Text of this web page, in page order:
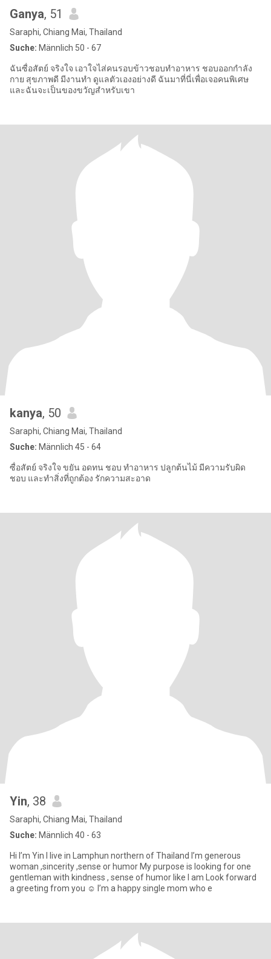
Ganya, 51
Saraphi, Chiang Mai, Thailand
Suche: Männlich 50 - 67
ฉันซื่อสัตย์ จริงใจ เอาใจไส่คนรอบข้าวชอบทำอาหาร ชอบออกกำลัง
กาย สุขภาพดี มีงานทำ ดูแลตัวเองอย่างดี ฉันมาที่นี่เพื่อเจอคนพิเศษ
และฉันจะเป็นของขวัญสำหรับเขา
kanya, 50
Saraphi, Chiang Mai, Thailand
Suche: Männlich 45 - 64
ซื่อสัตย์ จริงใจ ขยัน อดทน ชอบ ทำอาหาร ปลูกต้นไม้ มีความรับผิด
ชอบ และทำสิ่งที่ถูกต้อง รักความสะอาด
Yin, 38
Saraphi, Chiang Mai, Thailand
Suche: Männlich 40 - 63
Hi I’m Yin I live in Lamphun northern of Thailand I’m generous
woman ,sincerity ,sense or humor My purpose is looking for one
gentleman with kindness , sense of humor like I am Look forward
a greeting from you ☺️ I’m a happy single mom who e